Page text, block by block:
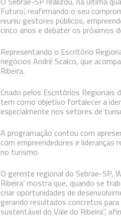
Futuro’, reafirmando o seu
reuniu gestores públicos,
cinco anos e debater os próximos
Representando o Escritório
negócios André Scalco, que
Ribeira.
Criado pelos Escritórios Regionais
tem como objetivo fortalecer a
especialmente nos setores de
A programação contou com
com empreendedores e
no turismo.
O gerente regional do Sebrae-SP,
Ribeira’ mostra que, quando se
criar oportunidades de
gerando resultados concretos
sustentável do Vale do Ribeira”,